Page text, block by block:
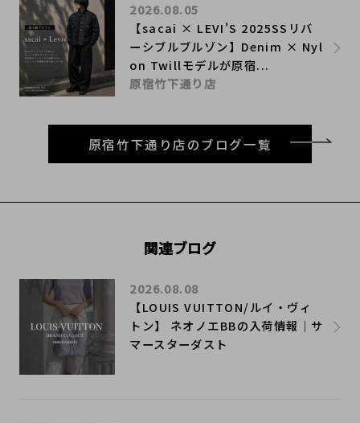
【sacai × LEVI'S 2025SSリバ
ーシブルブルゾン】Denim × Nyl
on Twillモデルが原宿...
2026.08.05
原宿竹下通り店
原宿竹下通り店のブログ一覧
関連ブログ
【LOUIS VUITTON/ルイ・ヴィ
トン】 ネオノエBBの入荷情報｜サ
マースターダスト
2026.08.08